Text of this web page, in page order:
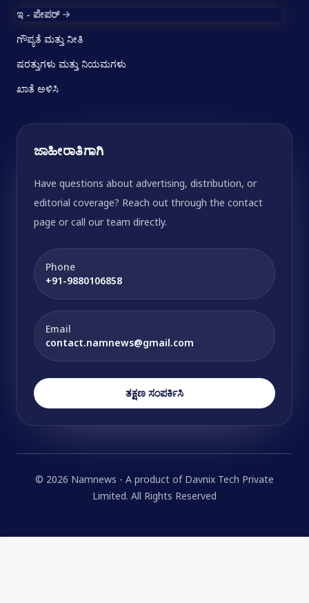
ಇ - ಪೇಪರ್
ಗೌಪ್ಯತೆ ಮತ್ತು ನೀತಿ
ಷರತ್ತುಗಳು ಮತ್ತು ನಿಯಮಗಳು
ಖಾತೆ ಅಳಿಸಿ
ಜಾಹೀರಾತಿಗಾಗಿ
Have questions about advertising, distribution, or
editorial coverage? Reach out through the contact
page or call our team directly.
Phone
+91-9880106858
Email
contact.namnews@gmail.com
ತಕ್ಷಣ ಸಂಪರ್ಕಿಸಿ
© 2026 Namnews - A product of Davnix Tech Private
Limited. All Rights Reserved